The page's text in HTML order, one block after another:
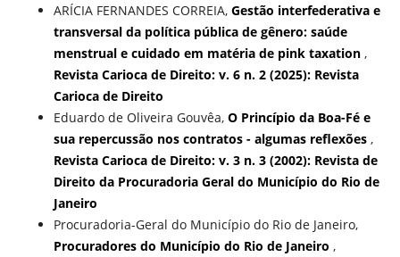
ARÍCIA FERNANDES CORREIA, Gestão interfederativa e
transversal da política pública de gênero: saúde
menstrual e cuidado em matéria de pink taxation ,
Revista Carioca de Direito: v. 6 n. 2 (2025): Revista
Carioca de Direito
Eduardo de Oliveira Gouvêa, O Princípio da Boa-Fé e
sua repercussão nos contratos - algumas reflexões ,
Revista Carioca de Direito: v. 3 n. 3 (2002): Revista de
Direito da Procuradoria Geral do Município do Rio de
Janeiro
Procuradoria-Geral do Município do Rio de Janeiro,
Procuradores do Município do Rio de Janeiro ,